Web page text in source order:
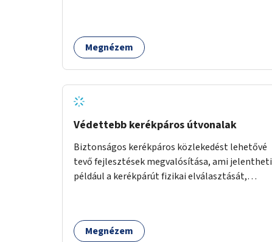
Megnézem
Védettebb kerékpáros útvonalak
Biztonságos kerékpáros közlekedést lehetővé
tevő fejlesztések megvalósítása, ami jelentheti
például a kerékpárút fizikai elválasztását,
különösen a veszélyesebb kereszteződésekben,
vagy akár egyes egyirányú utcák megnyitását
Megnézem